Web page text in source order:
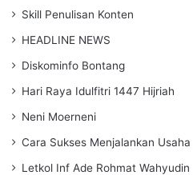
Skill Penulisan Konten
HEADLINE NEWS
Diskominfo Bontang
Hari Raya Idulfitri 1447 Hijriah
Neni Moerneni
Cara Sukses Menjalankan Usaha
Letkol Inf Ade Rohmat Wahyudin